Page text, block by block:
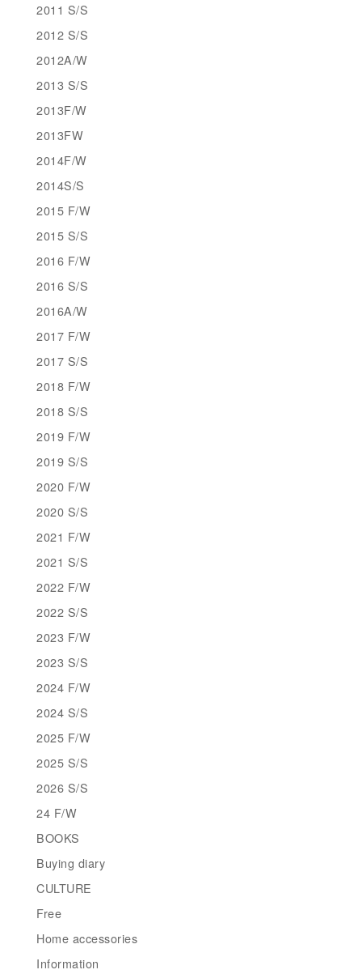
2011 S/S
2012 S/S
2012A/W
2013 S/S
2013F/W
2013FW
2014F/W
2014S/S
2015 F/W
2015 S/S
2016 F/W
2016 S/S
2016A/W
2017 F/W
2017 S/S
2018 F/W
2018 S/S
2019 F/W
2019 S/S
2020 F/W
2020 S/S
2021 F/W
2021 S/S
2022 F/W
2022 S/S
2023 F/W
2023 S/S
2024 F/W
2024 S/S
2025 F/W
2025 S/S
2026 S/S
24 F/W
BOOKS
Buying diary
CULTURE
Free
Home accessories
Information